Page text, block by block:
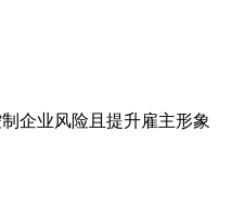
企业风险且提升雇主形象